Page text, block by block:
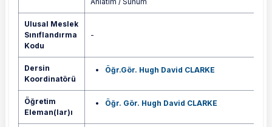
Ulusal Meslek
Sınıflandırma
Kodu
-
Dersin
Koordinatörü
Öğr.Gör. Hugh David CLARKE
Öğretim
Eleman(lar)ı
Öğr. Gör. Hugh David CLARKE